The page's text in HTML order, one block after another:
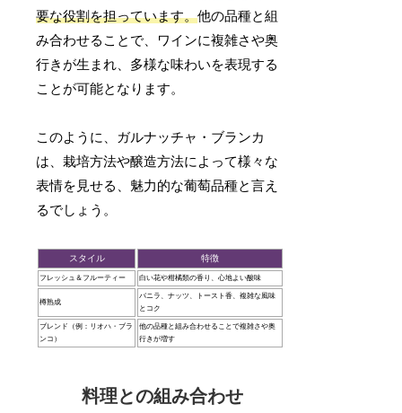
要な役割を担っています。他の品種と組
み合わせることで、ワインに複雑さや奥
行きが生まれ、多様な味わいを表現する
ことが可能となります。
このように、ガルナッチャ・ブランカ
は、栽培方法や醸造方法によって様々な
表情を見せる、魅力的な葡萄品種と言え
るでしょう。
スタイル 特徴
フレッシュ＆フルーティー 白い花や柑橘類の香り、心地よい酸味
樽熟成
バニラ、ナッツ、トースト香、複雑な風味
とコク
ブレンド（例：リオハ・ブラ
ンコ）
他の品種と組み合わせることで複雑さや奥
行きが増す
料理との組み合わせ